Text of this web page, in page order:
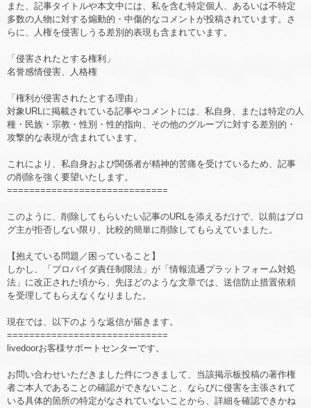
また、記事タイトルや本文中には、私を含む特定個人、あるいは不特定
多数の人物に対する煽動的・中傷的なコメントが投稿されています。さ
らに、人権を侵害しうる差別的表現も含まれています。
「侵害されたとする権利」
名誉感情侵害、人格権
「権利が侵害されたとする理由」
対象URLに掲載されている記事やコメントには、私自身、または特定の人
種・民族・宗教・性別・性的指向、その他のグループに対する差別的・
攻撃的な表現が含まれています。
これにより、私自身および関係者が精神的苦痛を受けているため、記事
の削除を強く要望いたします。
=============================
このように、削除してもらいたい記事のURLを添えるだけで、以前はブロ
グ主が拒否しない限り、比較的簡単に削除してもらえていました。
【抱えている問題／困っていること】
しかし、「プロバイダ責任制限法」が「情報流通プラットフォーム対処
法」に改正された頃から、先ほどのような文章では、送信防止措置依頼
を受理してもらえなくなりました。
現在では、以下のような返信が届きます。
=============================
livedoorお客様サポートセンターです。
お問い合わせいただきました件につきまして、当該掲示板投稿の著作権
者ご本人であることの確認ができないこと、ならびに侵害を主張されて
いる具体的箇所の特定がなされていないことから、詳細を確認できかね